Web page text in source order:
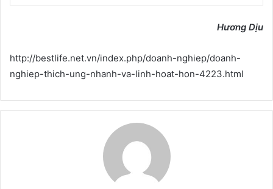
Hương Dịu
http://bestlife.net.vn/index.php/doanh-nghiep/doanh-
nghiep-thich-ung-nhanh-va-linh-hoat-hon-4223.html